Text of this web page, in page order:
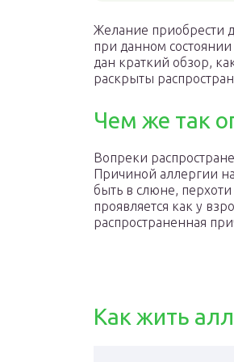
Желание приобрести
при данном
дан краткий обзор,
раскрыты
Чем же так
Вопреки
Причиной аллергии
быть в слюне,
проявляется как у
распространенная
Как жить